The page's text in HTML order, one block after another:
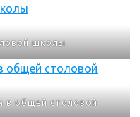
школы
в общей столовой